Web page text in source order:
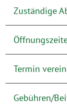
Zuständige
Termin
Gebühren/